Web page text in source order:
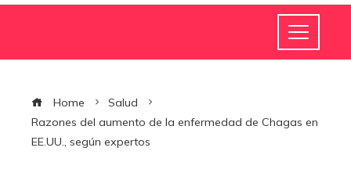
Home
Salud
Razones del aumento de la enfermedad de Chagas en
EE.UU., según expertos